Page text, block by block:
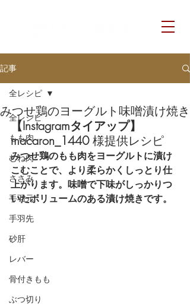
記事
全レシピ
もも肉
むね肉
ささみ
手羽元
手羽先
砂肝
レバー
骨付きもも
ぶつ切り
全レシピ
みつせ鶏のヨーグルト味噌漬け焼き
【Instagramタイアップ】
macaron_1440 様提供レシピ
みつせ鶏のもも肉をヨーグルトに漬け
こむことで、より柔らかくしっとり仕
上がります。味噌で下味がしっかりつ
いたボリュームのある漬け焼きです。